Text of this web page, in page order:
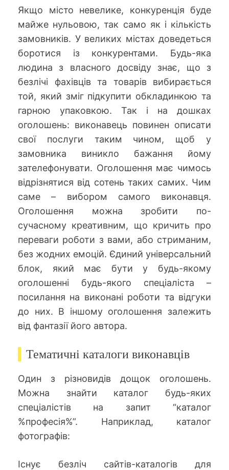
Якщо місто невелике, конкуренція буде
майже нульовою, так само як і кількість
замовників. У великих містах доведеться
боротися із конкурентами. Будь-яка
людина з власного досвіду знає, що з
безлічі фахівців та товарів вибирається
той, який зміг підкупити обкладинкою та
гарною упаковкою. Так і на дошках
оголошень: виконавець повинен описати
свої послуги таким чином, щоб у
замовника виникло бажання йому
зателефонувати. Оголошення має чимось
відрізнятися від сотень таких самих. Чим
саме – вибором самого виконавця.
Оголошення можна зробити по-
сучасному креативним, що кричить про
переваги роботи з вами, або стриманим,
без жодних емоцій. Єдиний універсальний
блок, який має бути у будь-якому
оголошенні будь-якого спеціаліста –
посилання на виконані роботи та відгуки
до них. В іншому оголошення залежить
від фантазії його автора.
Тематичні каталоги виконавців
Один з різновидів дощок оголошень.
Можна знайти каталог будь-яких
спеціалістів на запит “каталог
%професія%”. Наприклад, каталог
фотографів:
Існує безліч сайтів-каталогів для